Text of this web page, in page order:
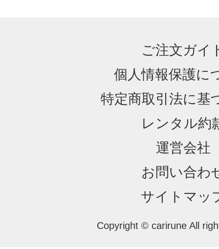
ご注文ガイ
個人情報保護に
特定商取引法に基
レンタル約
運営会社
お問い合わ
サイトマッ
Copyright © carirune All